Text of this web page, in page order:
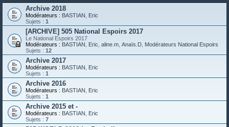
Archive 2018
Modérateurs : BASTIAN
Eric
Sujets : 1
[ARCHIVE] 505 National Espoirs 2017
Le National Espoirs 2017
Modérateurs : BASTIAN Eric aline.m Anaïs.D Modérateurs National Espoirs
Sujets : 12
Archive 2017
Modérateurs : BASTIAN
Eric
Sujets : 1
Archive 2016
Modérateurs : BASTIAN
Eric
Sujets : 1
Archive 2015 et -
Modérateurs : BASTIAN
Eric
Sujets : 7